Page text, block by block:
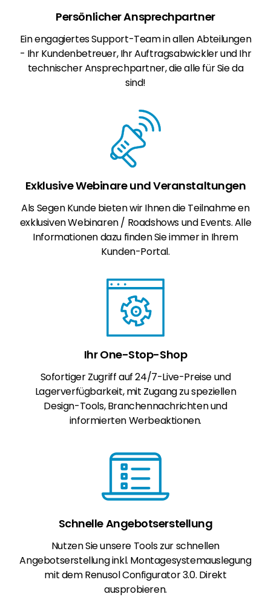
Persönlicher Ansprechpartner
Ein engagiertes Support-Team in allen Abteilungen
- Ihr Kundenbetreuer, Ihr Auftragsabwickler und Ihr
technischer Ansprechpartner, die alle für Sie da
sind!
Exklusive Webinare und Veranstaltungen
Als Segen Kunde bieten wir Ihnen die Teilnahme en
exklusiven Webinaren / Roadshows und Events. Alle
Informationen dazu finden Sie immer in Ihrem
Kunden-Portal.
Ihr One-Stop-Shop
Sofortiger Zugriff auf 24/7-Live-Preise und
Lagerverfügbarkeit, mit Zugang zu speziellen
Design-Tools, Branchennachrichten und
informierten Werbeaktionen.
Schnelle Angebotserstellung
Nutzen Sie unsere Tools zur schnellen
Angebotserstellung inkl. Montagesystemauslegung
mit dem Renusol Configurator 3.0. Direkt
ausprobieren.